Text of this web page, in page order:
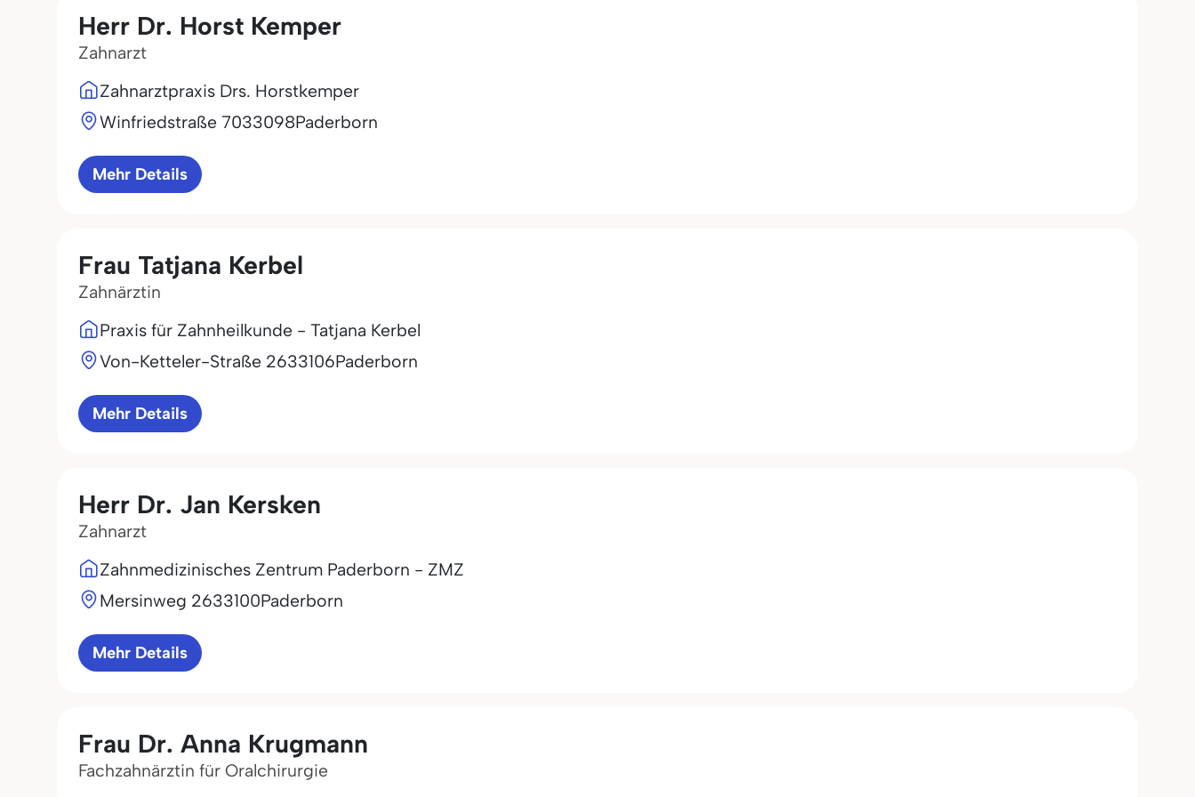
Herr Dr. Horst Kemper
Zahnarzt
Zahnarztpraxis Drs. Horstkemper
Winfriedstraße 7033098Paderborn
Mehr Details
Frau Tatjana Kerbel
Zahnärztin
Praxis für Zahnheilkunde - Tatjana Kerbel
Von-Ketteler-Straße 2633106Paderborn
Mehr Details
Herr Dr. Jan Kersken
Zahnarzt
Zahnmedizinisches Zentrum Paderborn - ZMZ
Mersinweg 2633100Paderborn
Mehr Details
Frau Dr. Anna Krugmann
Fachzahnärztin für Oralchirurgie